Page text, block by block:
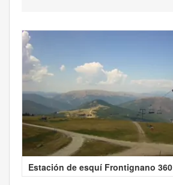
Estación de esquí Frontignano 360